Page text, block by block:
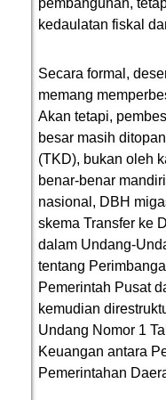
pembangunan,
kedaulatan fiskal
Secara formal,
memang
Akan tetapi,
besar masih
(TKD), bukan oleh
benar-benar
nasional, DBH
skema Transfer ke
dalam Undang-
tentang
Pemerintah Pusat
kemudian
Undang Nomor 1
Keuangan antara
Pemerintahan